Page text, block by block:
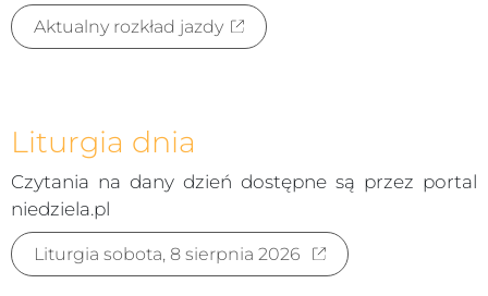
Aktualny rozkład jazdy
Liturgia dnia
Czytania na dany dzień dostępne są przez portal
niedziela.pl
Liturgia sobota, 8 sierpnia 2026